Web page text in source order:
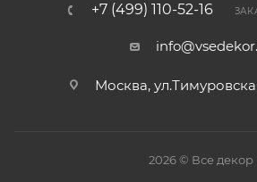
+7 (499) 110-52-16
Москва,
2026 © Все декор